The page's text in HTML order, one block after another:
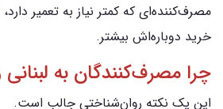
مصرف‌کننده‌ای که کمتر نیاز به تعمیر
خرید دوباره‌اش بیشتر.
چرا مصرف‌کنندگان به لبنانی
این یک نکته روان‌شناختی جالب است.